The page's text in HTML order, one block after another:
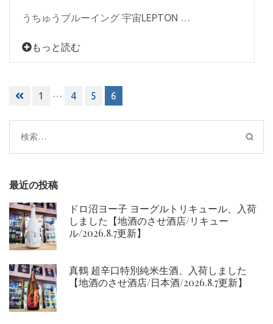
うちゅうブルーイング 宇宙LEPTON …
もっと読む
投
ナ
ビ
ゲ
シ
ョ
ン
1 … 4 5 6
検
索:
最近の投稿
ドロ沼ヨー子 ヨーグルトリキュール、入荷
しました【地酒のさせ酒店/リキュー
ル/2026.8.7更新】
真鶴 超辛口特別純米生酒、入荷しました
【地酒のさせ酒店/日本酒/2026.8.7更新】